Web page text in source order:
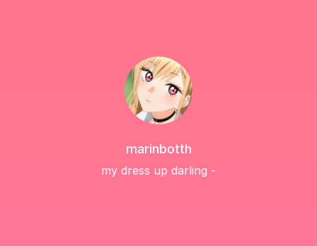
marinbotth
my dress up darling -